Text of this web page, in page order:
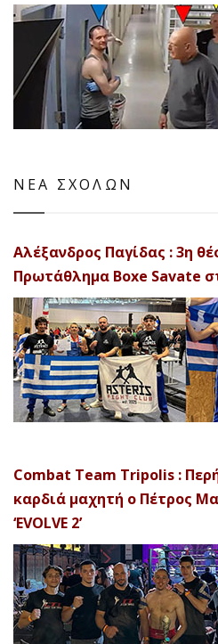
ΝΕΑ ΣΧΟΛΩΝ
Αλέξανδρος Παγίδας : 3η
Πρωτάθλημα Boxe Savate
Combat Team Tripolis :
καρδιά μαχητή ο Πέτρος
‘EVOLVE 2’